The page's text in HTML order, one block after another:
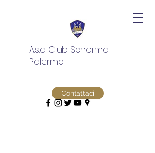
A.s.d. Club Scherma
Palermo
Contattaci